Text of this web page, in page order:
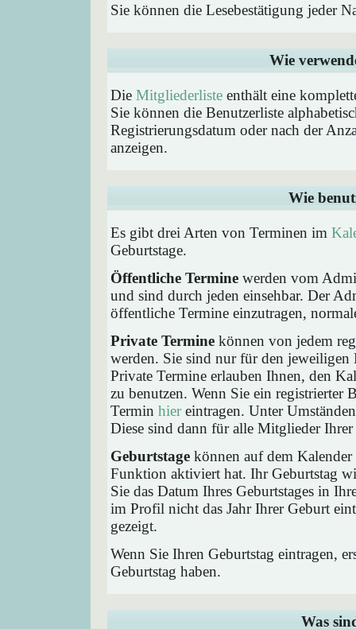
Sie können die Lesebestätigung jeder
Wie
Die Mitgliederliste enthält eine
Sie können die Benutzerliste
Registrierungsdatum oder nach der
anzeigen.
Wie
Es gibt drei Arten von Terminen im
Geburtstage.
Öffentliche Termine werden vom
und sind durch jeden einsehbar. Der
öffentliche Termine einzutragen,
Private Termine können von jedem
werden. Sie sind nur für den jeweiligen
Private Termine erlauben Ihnen, den
zu benutzen. Wenn Sie ein registrierter
Termin hiereintragen. Unter
Diese sind dann für alle Mitglieder
Geburtstage können auf dem
Funktion aktiviert hat. Ihr Geburtstag
Sie das Datum Ihres Geburtstages in
im Profil nicht das Jahr Ihrer Geburt
gezeigt.
Wenn Sie Ihren Geburtstag eintragen,
Geburtstag haben.
Was